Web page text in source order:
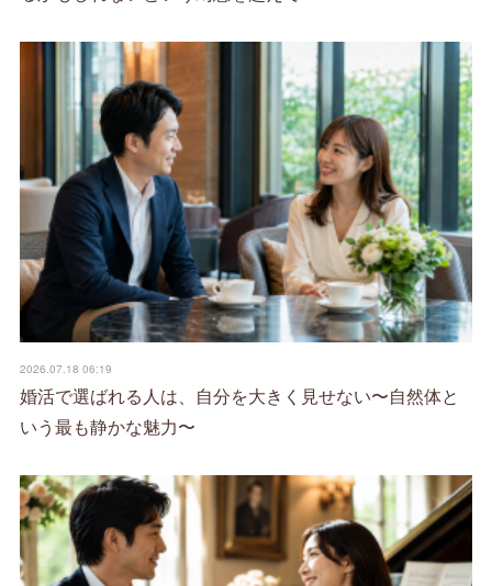
2026.07.18 06:19
婚活で選ばれる人は、自分を大きく見せない〜自然体と
いう最も静かな魅力〜